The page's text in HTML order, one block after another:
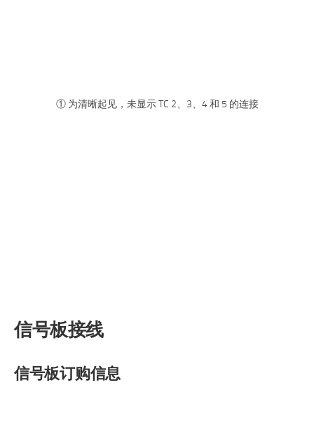
① 为清晰起见，未显示 TC 2、3、4 和 5 的连接
信号板接线
信号板订购信息